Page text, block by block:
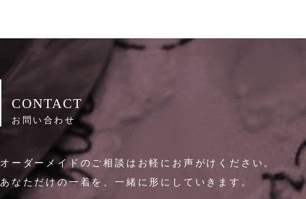
CONTACT
お問い合わせ
オーダーメイドのご相談はお軽にお声がけください。
あなただけの一着を、一緒に形にしていきます。